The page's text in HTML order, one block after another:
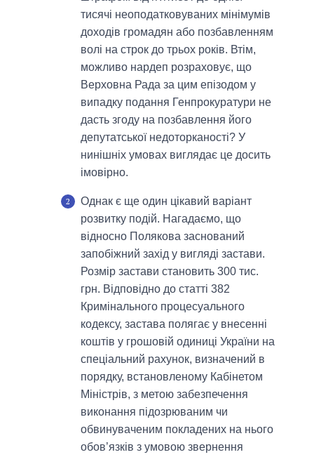
тисячі неоподатковуваних мінімумів
доходів громадян або позбавленням
волі на строк до трьох років. Втім,
можливо нардеп розраховує, що
Верховна Рада за цим епізодом у
випадку подання Генпрокуратури не
дасть згоду на позбавлення його
депутатської недоторканості? У
нинішніх умовах виглядає це досить
імовірно.
Однак є ще один цікавий варіант
розвитку подій. Нагадаємо, що
відносно Полякова заснований
запобіжний захід у вигляді застави.
Розмір застави становить 300 тис.
грн. Відповідно до статті 382
Кримінального процесуального
кодексу, застава полягає у внесенні
коштів у грошовій одиниці України на
спеціальний рахунок, визначений в
порядку, встановленому Кабінетом
Міністрів, з метою забезпечення
виконання підозрюваним чи
обвинуваченим покладених на нього
обов’язків з умовою звернення